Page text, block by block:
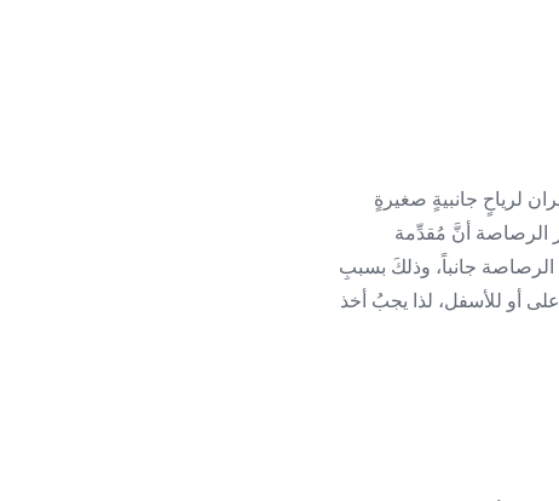
لرياحٍ جانبيةٍ صغيرةٍ
الرصاصة أنَّ مُقدِّمة
الرصاصة جانباً، وذلكَ بسببِ
أو للأسفل، لذا يجبُ أخذ